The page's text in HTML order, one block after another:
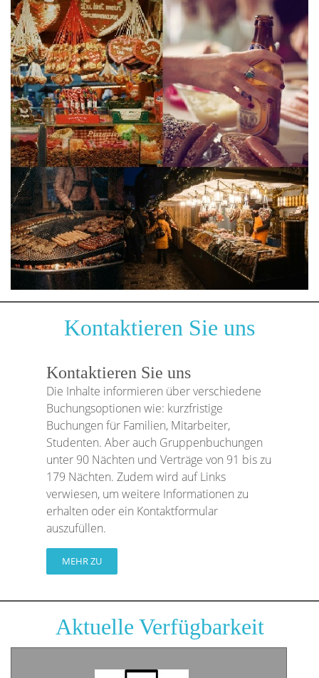
Kontaktieren Sie uns
Kontaktieren Sie uns
Die Inhalte informieren über verschiedene
Buchungsoptionen wie: kurzfristige
Buchungen für Familien, Mitarbeiter,
Studenten. Aber auch Gruppenbuchungen
unter 90 Nächten und Verträge von 91 bis zu
179 Nächten. Zudem wird auf Links
verwiesen, um weitere Informationen zu
erhalten oder ein Kontaktformular
auszufüllen.
MEHR ZU
Aktuelle Verfügbarkeit